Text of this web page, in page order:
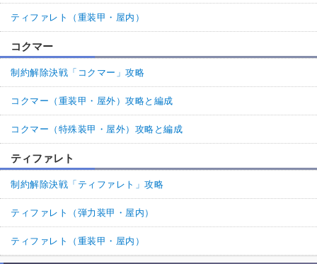
ティファレト（重装甲・屋内）
コクマー
制約解除決戦「コクマー」攻略
コクマー（重装甲・屋外）攻略と編成
コクマー（特殊装甲・屋外）攻略と編成
ティファレト
制約解除決戦「ティファレト」攻略
ティファレト（弾力装甲・屋内）
ティファレト（重装甲・屋内）